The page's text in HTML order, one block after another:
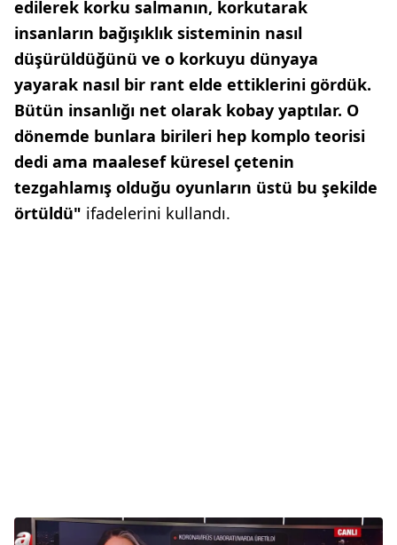
edilerek korku salmanın, korkutarak
insanların bağışıklık sisteminin nasıl
düşürüldüğünü ve o korkuyu dünyaya
yayarak nasıl bir rant elde ettiklerini gördük.
Bütün insanlığı net olarak kobay yaptılar. O
dönemde bunlara birileri hep komplo teorisi
dedi ama maalesef küresel çetenin
tezgahlamış olduğu oyunların üstü bu şekilde
örtüldü" ifadelerini kullandı.